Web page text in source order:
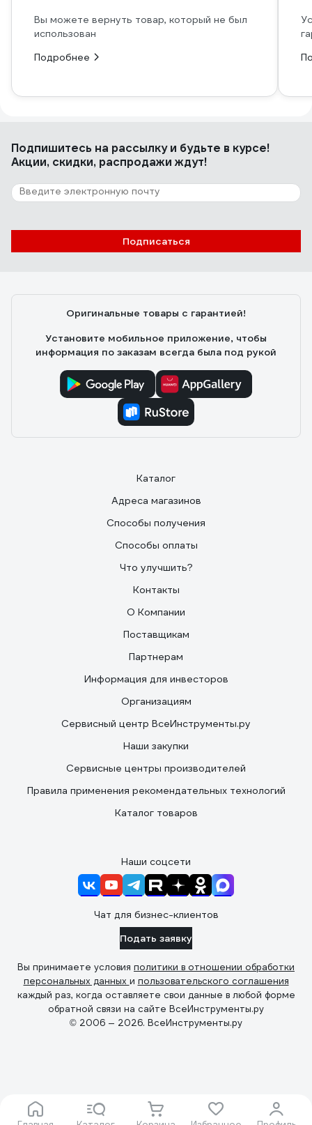
Вы можете вернуть товар, который не был
использован
Подробнее
Подпишитесь на рассылкуи будьте в курсе!
Акции, скидки, распродажи ждут!
Подписаться
Оригинальные товары с гарантией!
Установите мобильное приложение, чтобы
информация по заказам всегда была под рукой
Каталог
Адреса магазинов
Способы получения
Способы оплаты
Что улучшить?
Контакты
О Компании
Поставщикам
Партнерам
Информация для инвесторов
Организациям
Сервисный центр ВсеИнструменты.ру
Наши закупки
Сервисные центры производителей
Правила применения рекомендательных технологий
Каталог товаров
Наши соцсети
Чат для бизнес-клиентов
Подать заявку
Вы принимаете условия политики в отношении обработки
персональных данных и пользовательского соглашения
каждый раз, когда оставляете свои данные в любой форме
обратной связи на сайте ВсеИнструменты.ру
© 2006 — 2026. ВсеИнструменты.ру